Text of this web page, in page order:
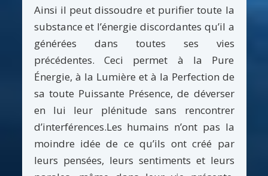
Ainsi il peut dissoudre et purifier toute la
substance et l’énergie discordantes qu’il a
générées dans toutes ses vies
précédentes. Ceci permet à la Pure
Énergie, à la Lumière et à la Perfection de
sa toute Puissante Présence, de déverser
en lui leur plénitude sans rencontrer
d’interférences.Les humains n’ont pas la
moindre idée de ce qu’ils ont créé par
leurs pensées, leurs sentiments et leurs